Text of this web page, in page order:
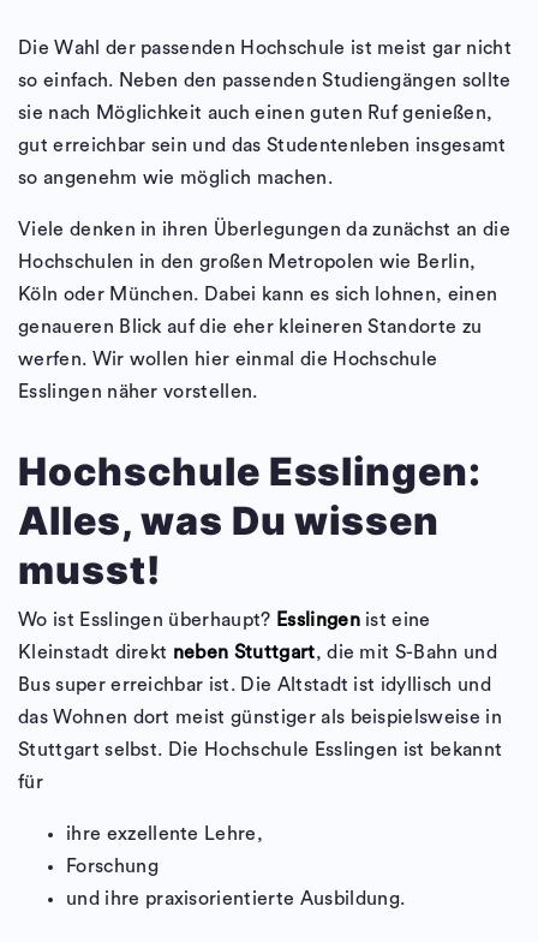
Die Wahl der passenden Hochschule ist meist gar nicht
so einfach. Neben den passenden Studiengängen sollte
sie nach Möglichkeit auch einen guten Ruf genießen,
gut erreichbar sein und das Studentenleben insgesamt
so angenehm wie möglich machen.
Viele denken in ihren Überlegungen da zunächst an die
Hochschulen in den großen Metropolen wie Berlin,
Köln oder München. Dabei kann es sich lohnen, einen
genaueren Blick auf die eher kleineren Standorte zu
werfen. Wir wollen hier einmal die Hochschule
Esslingen näher vorstellen.
Hochschule Esslingen:
Alles, was Du wissen
musst!
Wo ist Esslingen überhaupt? Esslingenist eine
Kleinstadt direkt neben Stuttgart, die mit S-Bahn und
Bus super erreichbar ist. Die Altstadt ist idyllisch und
das Wohnen dort meist günstiger als beispielsweise in
Stuttgart selbst. Die Hochschule Esslingen ist bekannt
für
ihre exzellente Lehre,
Forschung
und ihre praxisorientierte Ausbildung.